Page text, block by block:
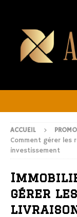
ACCUEIL
Comment gérer
investissement
gérer